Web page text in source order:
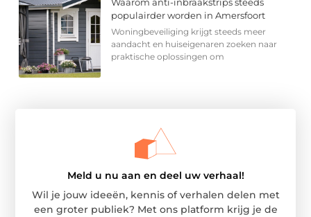
Waarom anti-inbraakstrips steeds
populairder worden in Amersfoort
Woningbeveiliging krijgt steeds meer
aandacht en huiseigenaren zoeken naar
praktische oplossingen om
Meld u nu aan en deel uw verhaal!
Wil je jouw ideeën, kennis of verhalen delen met
een groter publiek? Met ons platform krijg je de